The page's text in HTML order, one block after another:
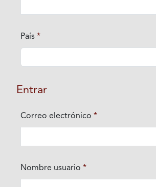
País *
Obligatorio
Entrar
Correo electrónico *
Obligatorio
Nombre usuario *
Obligatorio